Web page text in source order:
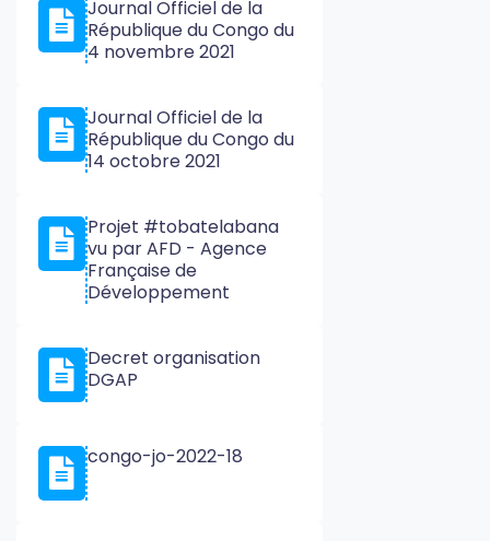
Journal Officiel de la
République du Congo du
4 novembre 2021
Journal Officiel de la
République du Congo du
14 octobre 2021
Projet #tobatelabana
vu par AFD - Agence
Française de
Développement
Decret organisation
DGAP
congo-jo-2022-18